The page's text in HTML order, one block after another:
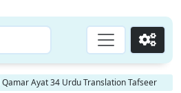
Go
Qamar Ayat 34 Urdu Translation Tafseer